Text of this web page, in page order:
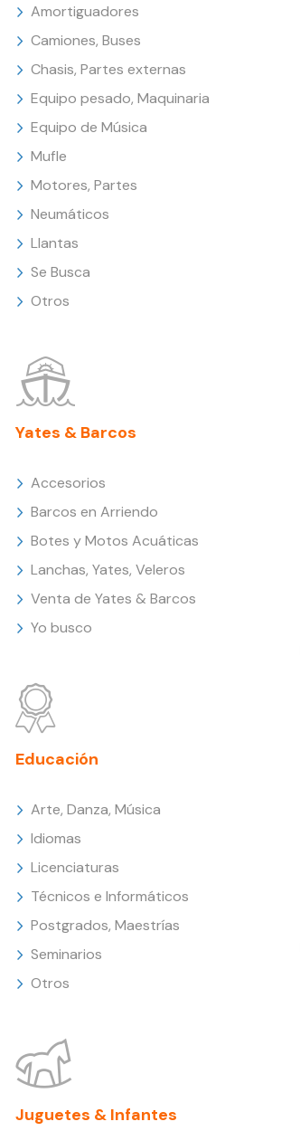
Amortiguadores
Camiones, Buses
Chasis, Partes externas
Equipo pesado, Maquinaria
Equipo de Música
Mufle
Motores, Partes
Neumáticos
Llantas
Se Busca
Otros
Yates & Barcos
Accesorios
Barcos en Arriendo
Botes y Motos Acuáticas
Lanchas, Yates, Veleros
Venta de Yates & Barcos
Yo busco
Educación
Arte, Danza, Música
Idiomas
Licenciaturas
Técnicos e Informáticos
Postgrados, Maestrías
Seminarios
Otros
Juguetes & Infantes